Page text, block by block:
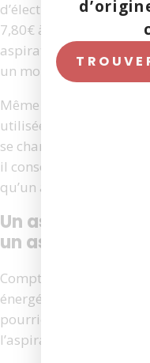
d’électricité par heure
7,80€ à 16,80€ si vous
aspirateur balai
un mois.
Même en tenant
utilisée pour qu’un
se charge pas (5W) ou
il consomme toujours
qu’un aspirateur balai.
Un aspirateur
un aspirateur
Compte tenu de ses
énergétique et de coût
pourriez envisager
l’aspirateur balai au